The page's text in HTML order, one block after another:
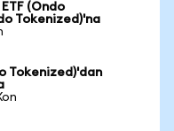
(Ondo
Tokenized)'na
Tokenized)'dan